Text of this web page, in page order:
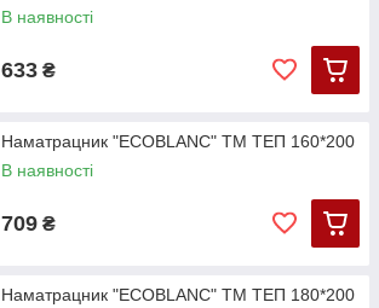
В наявності
633 ₴
Наматрацник "ECOBLANC" ТМ ТЕП 160*200
В наявності
709 ₴
Наматрацник "ECOBLANC" ТМ ТЕП 180*200